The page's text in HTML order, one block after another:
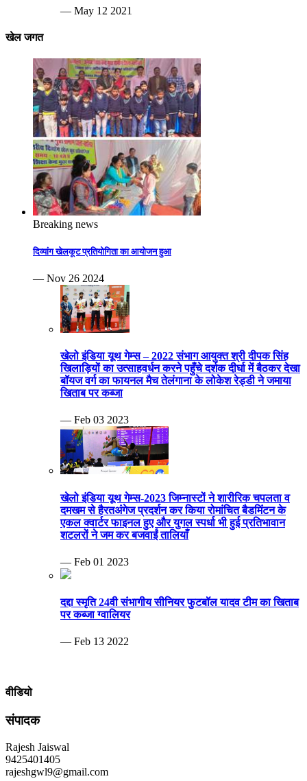
— May 12 2021
खेल जगत
Breaking news
दिव्यांग खेलकूट प्रतियोगिता का आयोजन हुआ
— Nov 26 2024
खेलो इंडिया यूथ गेम्स – 2022 संभाग आयुक्त श्री दीपक सिंह
खिलाड़ियों का उत्साहवर्धन करने पहुँचे दर्शक दीर्घा में बैठकर देखा
बॉयज वर्ग का फायनल मैच तेलंगाना के लोकेश रेड्डी ने जमाया
खिताब पर कब्जा
— Feb 03 2023
खेलो इंडिया यूथ गेम्स-2023 जिम्नास्टों ने शारीरिक चपलता व
दमखम से हैरतअंगेज प्रदर्शन कर किया रोमांचित बैडमिंटन के
एकल क्वार्टर फाइनल हुए और युगल स्पर्धा भी हुई प्रतिभावान
शटलरों ने जम कर बजवाईं तालियाँ
— Feb 01 2023
दद्दा स्मृति 24वी संभागीय सीनियर फुटबॉल यादव टीम का खिताब
पर कब्जा ग्वालियर
— Feb 13 2022
वीडियो
संपादक
Rajesh Jaiswal
9425401405
rajeshgwl9@gmail.com